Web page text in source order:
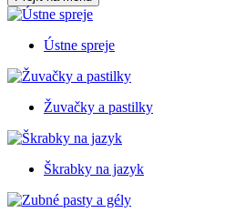
Ústne spreje
Žuvačky a pastilky
Škrabky na jazyk